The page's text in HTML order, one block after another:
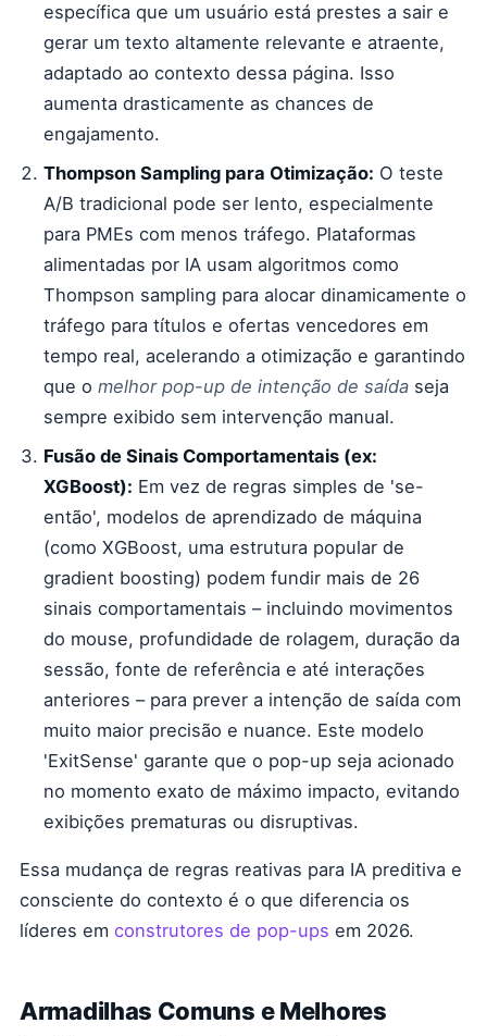
específica que um usuário está prestes a sair e
gerar um texto altamente relevante e atraente,
adaptado ao contexto dessa página. Isso
aumenta drasticamente as chances de
engajamento.
Thompson Sampling para Otimização: O teste
A/B tradicional pode ser lento, especialmente
para PMEs com menos tráfego. Plataformas
alimentadas por IA usam algoritmos como
Thompson sampling para alocar dinamicamente o
tráfego para títulos e ofertas vencedores em
tempo real, acelerando a otimização e garantindo
que o melhor pop-up de intenção de saída seja
sempre exibido sem intervenção manual.
Fusão de Sinais Comportamentais (ex:
XGBoost): Em vez de regras simples de 'se-
então', modelos de aprendizado de máquina
(como XGBoost, uma estrutura popular de
gradient boosting) podem fundir mais de 26
sinais comportamentais – incluindo movimentos
do mouse, profundidade de rolagem, duração da
sessão, fonte de referência e até interações
anteriores – para prever a intenção de saída com
muito maior precisão e nuance. Este modelo
'ExitSense' garante que o pop-up seja acionado
no momento exato de máximo impacto, evitando
exibições prematuras ou disruptivas.
Essa mudança de regras reativas para IA preditiva e
consciente do contexto é o que diferencia os
líderes em construtores de pop-ups em 2026.
Armadilhas Comuns e Melhores